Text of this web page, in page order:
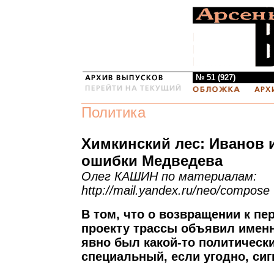
№ 51 (927)
Политика
Химкинский лес: Иванов
ошибки Медведева
Олег КАШИН по материалам:
http://mail.yandex.ru/neo/compose
В том, что о возвращении к
проекту трассы объявил
явно был какой-то
специальный, если угодно,